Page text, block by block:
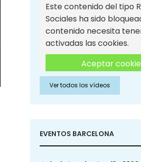
Este contenido del tipo
Sociales ha sido
contenido necesita
activadas las cookies.
Aceptar
Aceptar cookies de
Sociales
Ver todos los vídeos
EVENTOS BARCELONA